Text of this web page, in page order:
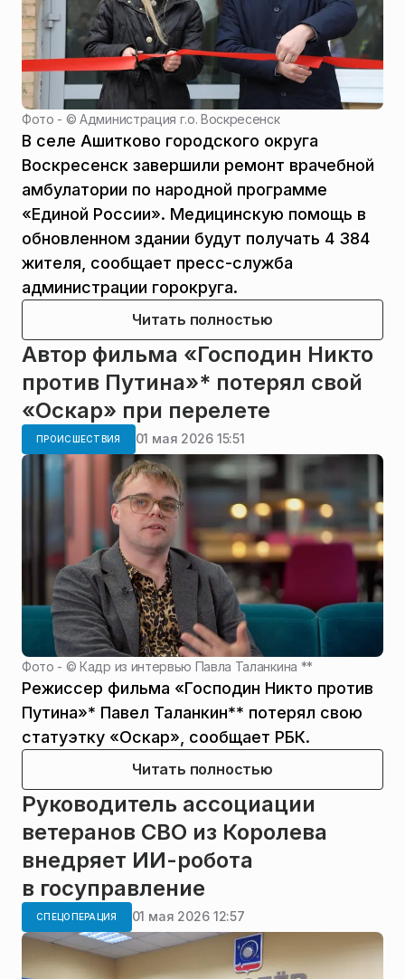
Фото - ©Администрация г.о. Воскресенск
В селе Ашитково городского округа
Воскресенск завершили ремонт врачебной
амбулатории по народной программе
«Единой России». Медицинскую помощь в
обновленном здании будут получать 4 384
жителя, сообщает пресс-служба
администрации горокруга.
Читать полностью
Автор фильма «Господин Никто
против Путина»* потерял свой
«Оскар» при перелете
ПРОИСШЕСТВИЯ 01 мая 2026 15:51
Фото - ©Кадр из интервью Павла Таланкина **
Режиссер фильма «Господин Никто против
Путина»* Павел Таланкин** потерял свою
статуэтку «Оскар», сообщает РБК.
Читать полностью
Руководитель ассоциации
ветеранов СВО из Королева
внедряет ИИ-робота
в госуправление
СПЕЦОПЕРАЦИЯ 01 мая 2026 12:57